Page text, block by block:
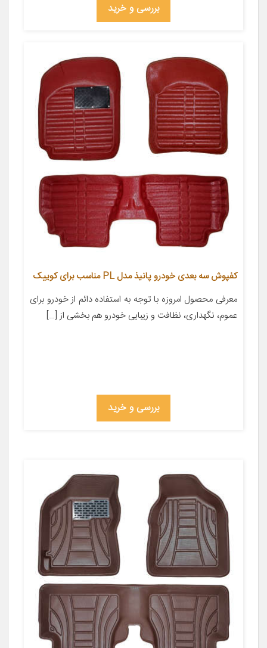
بررسی و خرید
کفپوش سه بعدی خودرو پانیذ مدل PL مناسب برای کوییک
معرفی محصول امروزه با توجه به استفاده دائم از خودرو برای
عموم، نگهداری، نظافت و زیبایی خودرو هم بخشی از […]
بررسی و خرید